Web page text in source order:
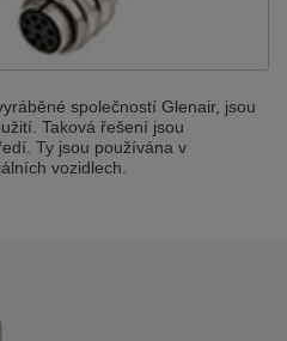
společností Glenair, jsou
Taková řešení jsou
Ty jsou používána v
vozidlech.